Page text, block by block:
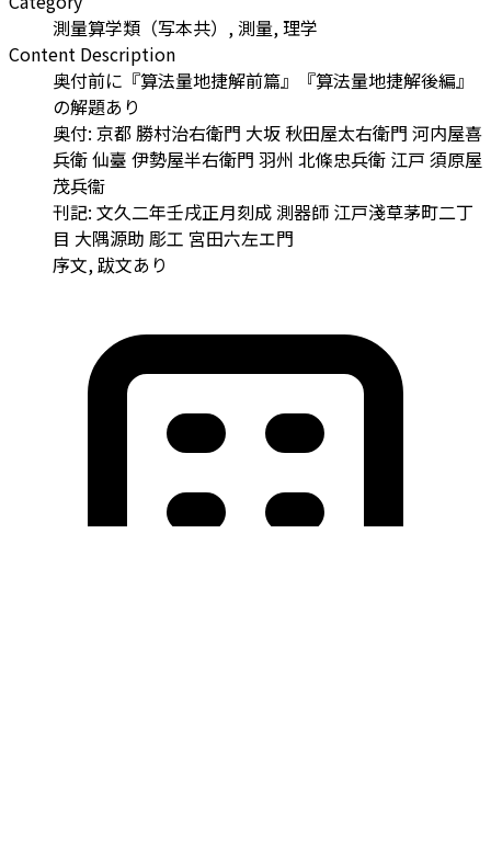
測量算学類（写本共）, 測量, 理学
Content Description
奥付前に『算法量地捷解前篇』『算法量地捷解後編』
の解題あり
奥付: 京都 勝村治右衛門 大坂 秋田屋太右衛門 河内屋喜
兵衛 仙臺 伊勢屋半右衛門 羽州 北條忠兵衛 江戸 須原屋
茂兵衞
刊記: 文久二年壬戌正月刻成 測器師 江戸淺草茅町二丁
目 大隅源助 彫工 宮田六左エ門
序文, 跋文あり